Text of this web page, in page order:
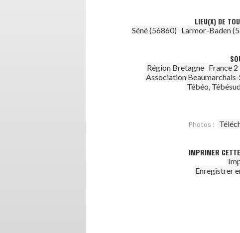
LIEU(X) DE
Séné (56860) Larmor-Baden
Région Bretagne France 2
Association
Tébéo,
Photos :
IMPRIMER
Enregistrer